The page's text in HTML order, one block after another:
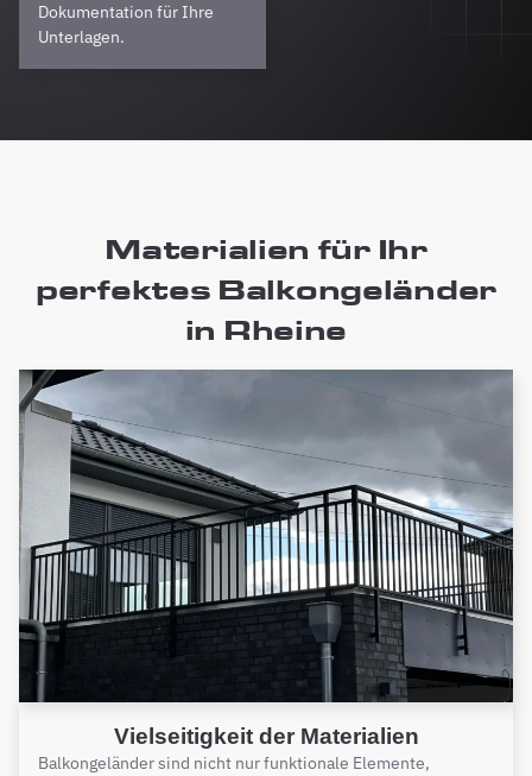
Dokumentation für Ihre
Unterlagen.
Materialien für Ihr
perfektes Balkongeländer
in Rheine
Vielseitigkeit der Materialien
Balkongeländer sind nicht nur funktionale Elemente,